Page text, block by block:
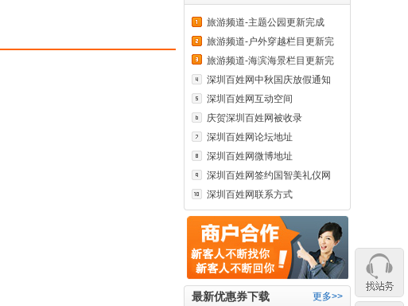
旅游频道-主题公园更新完成
旅游频道-户外穿越栏目更新完
成
旅游频道-海滨海景栏目更新完
成
深圳百姓网中秋国庆放假通知
深圳百姓网互动空间
庆贺深圳百姓网被收录
深圳百姓网论坛地址
深圳百姓网微博地址
深圳百姓网签约国智美礼仪网
深圳百姓网联系方式
更多>>
最新优惠券下载